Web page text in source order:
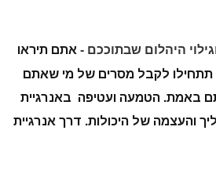
היהלום שבתוככם - אתם תיראו
לקבל מסרים של מי שאתם
באמת. הטמעה ועטיפה באנרגיית
והעצמה של היכולות. דרך אנרגיית